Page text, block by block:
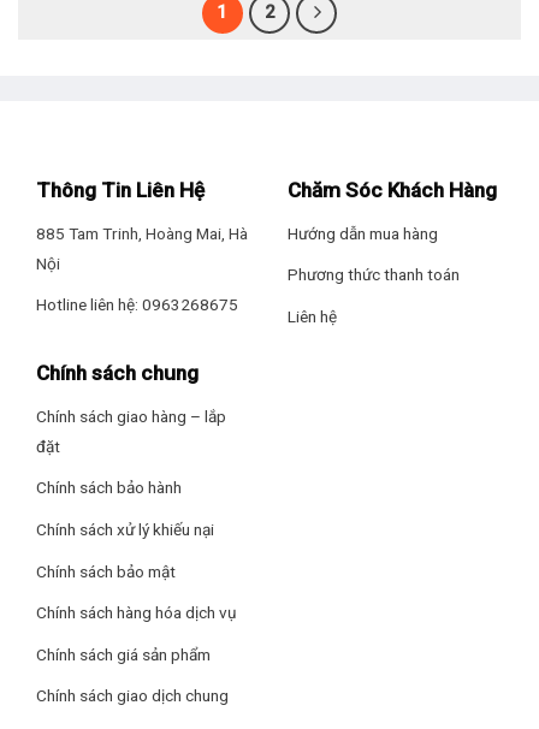
1 2
Thông Tin Liên Hệ
885 Tam Trinh, Hoàng Mai, Hà
Nội
Hotline liên hệ: 0963268675
Chăm Sóc Khách Hàng
Hướng dẫn mua hàng
Phương thức thanh toán
Liên hệ
Chính sách chung
Chính sách giao hàng – lắp
đặt
Chính sách bảo hành
Chính sách xử lý khiếu nại
Chính sách bảo mật
Chính sách hàng hóa dịch vụ
Chính sách giá sản phẩm
Chính sách giao dịch chung